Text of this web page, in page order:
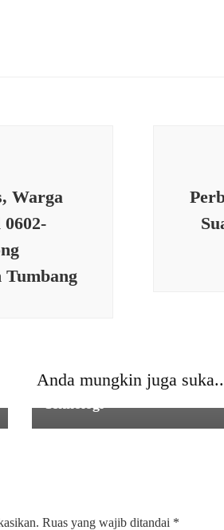
Warga
Tumbang
Anda mungkin juga
dalam Mempercepat Akses
Ruas yang wajib ditandai *